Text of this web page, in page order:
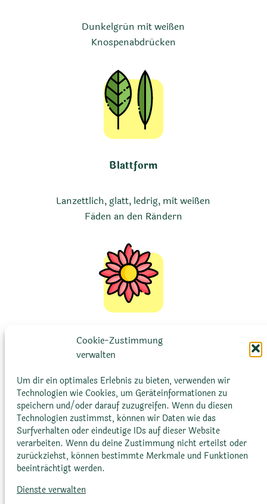
Cookie-Zustimmung
verwalten
Um dir ein optimales Erlebnis zu bieten, verwenden wir
Technologien wie Cookies, um Geräteinformationen zu
speichern und/oder darauf zuzugreifen. Wenn du diesen
Technologien zustimmst, können wir Daten wie das
Surfverhalten oder eindeutige IDs auf dieser Website
verarbeiten. Wenn du deine Zustimmung nicht erteilst oder
zurückziehst, können bestimmte Merkmale und Funktionen
beeinträchtigt werden.
Dienste verwalten
Dunkelgrün mit weißen
Knospenabdrücken
Blattform
Lanzettlich, glatt, ledrig, mit weißen
Fäden an den Rändern
Blütenfarbe
Gelblich-grün bis rötlich